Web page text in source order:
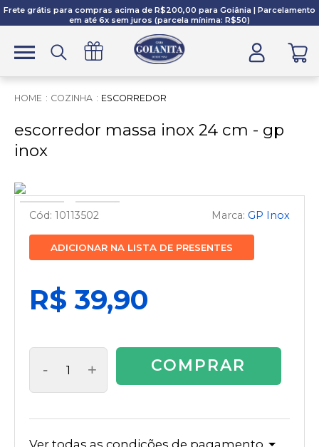
Frete grátis para compras acima de R$200,00 para Goiânia | Parcelamento
em até 6x sem juros (parcela mínima: R$50)
COZINHA ESCORREDOR
escorredor massa inox 24 cm - gp
inox
10113502 GP Inox
ADICIONAR NA LISTA DE PRESENTES
R$ 39,90
- + COMPRAR